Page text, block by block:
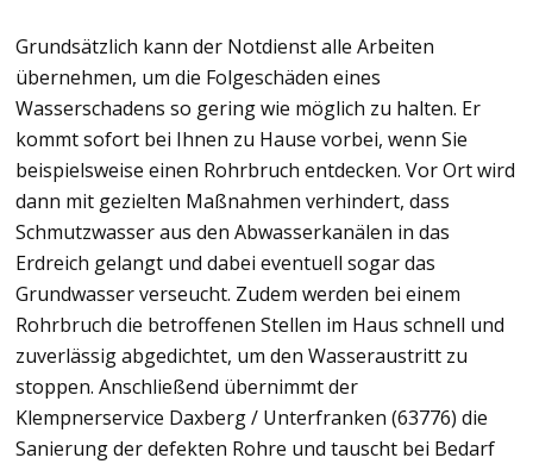
Grundsätzlich kann der Notdienst alle Arbeiten
übernehmen, um die Folgeschäden eines
Wasserschadens so gering wie möglich zu halten. Er
kommt sofort bei Ihnen zu Hause vorbei, wenn Sie
beispielsweise einen Rohrbruch entdecken. Vor Ort wird
dann mit gezielten Maßnahmen verhindert, dass
Schmutzwasser aus den Abwasserkanälen in das
Erdreich gelangt und dabei eventuell sogar das
Grundwasser verseucht. Zudem werden bei einem
Rohrbruch die betroffenen Stellen im Haus schnell und
zuverlässig abgedichtet, um den Wasseraustritt zu
stoppen. Anschließend übernimmt der
Klempnerservice Daxberg / Unterfranken (63776) die
Sanierung der defekten Rohre und tauscht bei Bedarf